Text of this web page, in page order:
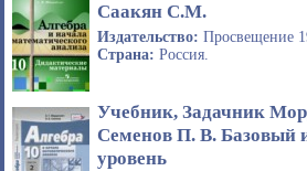
Саакян С.М.
Издательство: Просвещение
Страна: Россия.
Учебник, Задачник
Семенов П. В. Базовый
уровень